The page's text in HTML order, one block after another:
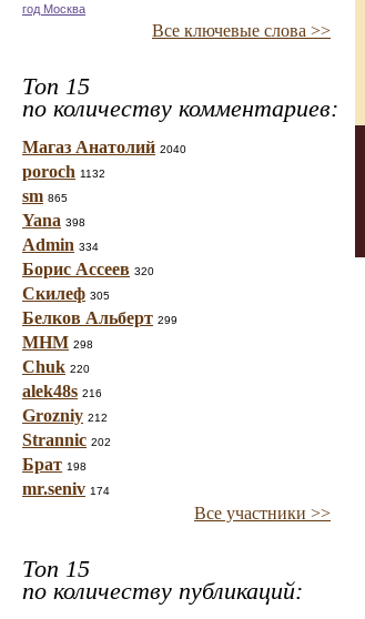
год Москва
Все ключевые слова >>
Топ 15
по количеству комментариев:
Магаз Анатолий 2040
poroch 1132
sm 865
Yana 398
Admin 334
Борис Ассеев 320
Скилеф 305
Белков Альберт 299
МНМ 298
Chuk 220
alek48s 216
Grozniy 212
Strannic 202
Брат 198
mr.seniv 174
Все участники >>
Топ 15
по количеству публикаций: